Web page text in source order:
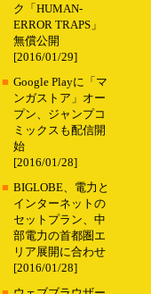
ク「HUMAN-
ERROR TRAPS」
無償公開
[2016/01/29]
■ Google Playに「マ
ンガストア」オー
プン、ジャンプコ
ミックスも配信開
始
[2016/01/28]
■ BIGLOBE、電力と
インターネットの
セットプラン、中
部電力の首都圏エ
リア展開に合わせ
[2016/01/28]